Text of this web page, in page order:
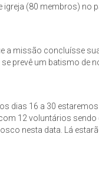
igreja (80 membros) no
a missão concluísse
prevê um batismo de
dias 16 a 30
12 voluntários
nesta data. Lá